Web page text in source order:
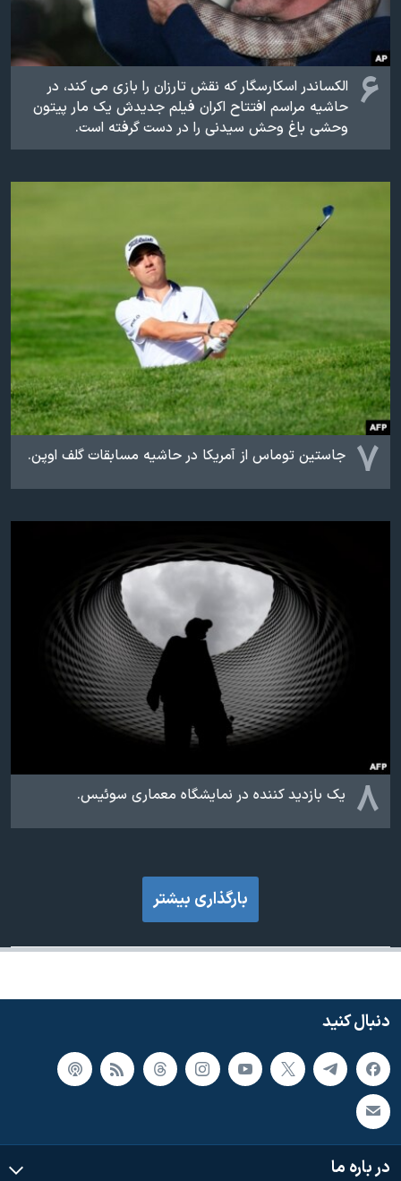
۶
الکساندر اسکارسگار که نقش تارزان را بازی می کند، در
حاشیه مراسم افتتاح اکران فیلم جدیدش یک مار پیتون
وحشی باغ وحش سیدنی را در دست گرفته است.
۷ جاستین توماس از آمریکا در حاشیه مسابقات گلف اوپن.
۸ یک بازدید کننده در نمایشگاه معماری سوئیس.
بارگذاری بیشتر
دنبال کنید
در باره ما